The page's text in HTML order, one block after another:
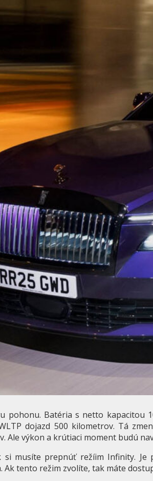
pohonu. Batéria s netto kapacitou
dojazd 500 kilometrov. Tá
Ale výkon a krútiaci moment budú
musíte prepnúť režíim Infinity. Je
tento režim zvolíte, tak máte